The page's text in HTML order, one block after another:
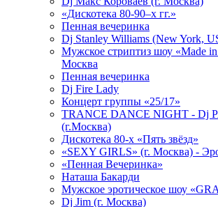
«Дискотека 80-90–х гг.»
Пенная вечеринка
Dj Stanley Williams (New York,
Мужское стриптиз шоу «Made in
Москва
Пенная вечеринка
Dj Fire Lady
Концерт группы «25/17»
TRANCE DANCE NIGHT - Dj
(г.Москва)
Дискотека 80-х «Пять звёзд»
«SEXY GIRLS» (г. Москва) -
«Пенная Вечеринка»
Hаташа Бакарди
Мужское эротическое шоу
Dj Jim (г. Москва)